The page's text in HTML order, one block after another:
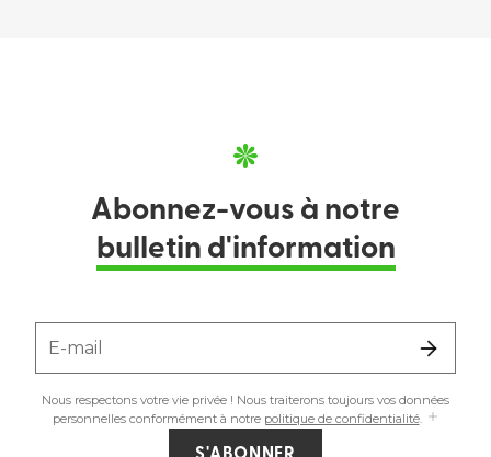
Abonnez-vous à notre
bulletin d'information
E-mail
Nous respectons votre vie privée ! Nous traiterons toujours vos données
personnelles conformément à notre politique de confidentialité.